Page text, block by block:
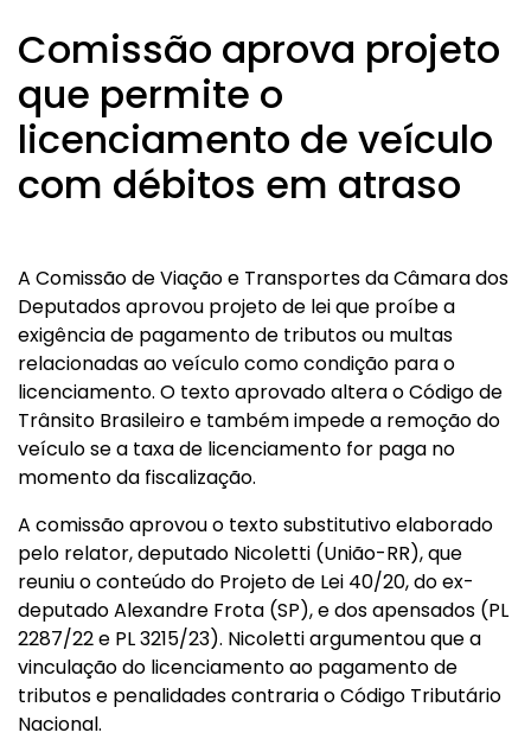
Comissão aprova projeto
que permite o
licenciamento de veículo
com débitos em atraso
A Comissão de Viação e Transportes da Câmara dos
Deputados aprovou projeto de lei que proíbe a
exigência de pagamento de tributos ou multas
relacionadas ao veículo como condição para o
licenciamento. O texto aprovado altera o Código de
Trânsito Brasileiro e também impede a remoção do
veículo se a taxa de licenciamento for paga no
momento da fiscalização.
A comissão aprovou o texto substitutivo elaborado
pelo relator, deputado Nicoletti (União-RR), que
reuniu o conteúdo do Projeto de Lei 40/20, do ex-
deputado Alexandre Frota (SP), e dos apensados (PL
2287/22 e PL 3215/23). Nicoletti argumentou que a
vinculação do licenciamento ao pagamento de
tributos e penalidades contraria o Código Tributário
Nacional.